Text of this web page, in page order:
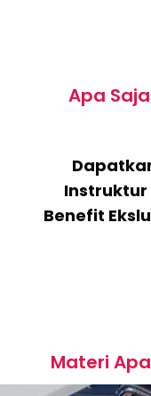
Apa
Benefit
Materi